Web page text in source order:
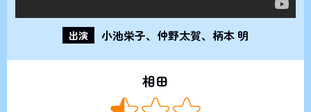
出演 小池栄子、仲野太賀、柄本 明
相田